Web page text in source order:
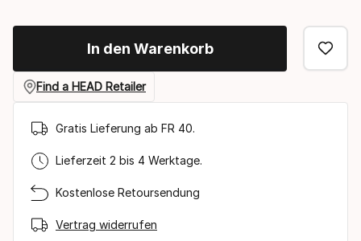
In den Warenkorb
Find a HEAD Retailer
Gratis Lieferung ab FR 40.
Lieferzeit 2 bis 4 Werktage.
Kostenlose Retoursendung
Vertrag widerrufen